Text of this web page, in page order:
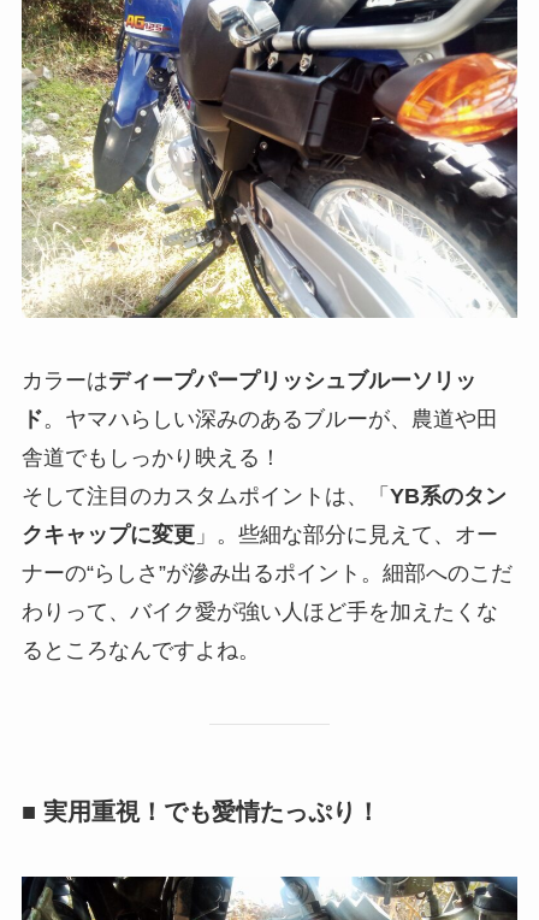
カラーはディープパープリッシュブルーソリッ
ド。ヤマハらしい深みのあるブルーが、農道や田
舎道でもしっかり映える！
そして注目のカスタムポイントは、「 YB系のタン
クキャップに変更」。些細な部分に見えて、オー
ナーの“らしさ”が滲み出るポイント。細部へのこだ
わりって、バイク愛が強い人ほど手を加えたくな
るところなんですよね。
■ 実用重視！でも愛情たっぷり！